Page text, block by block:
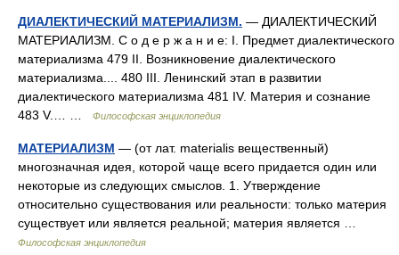
ДИАЛЕКТИЧЕСКИЙ МАТЕРИАЛИЗМ. — ДИАЛЕКТИЧЕСКИЙ
МАТЕРИАЛИЗМ. С о д е р ж а н и е: I. Предмет диалектического
материализма 479 II. Возникновение диалектического
материализма.... 480 III. Ленинский этап в развитии
диалектического материализма 481 IV. Материя и сознание
483 V.… …
Философская энциклопедия
МАТЕРИАЛИЗМ — (от лат. materialis вещественный)
многозначная идея, которой чаще всего придается один или
некоторые из следующих смыслов. 1. Утверждение
относительно существования или реальности: только материя
существует или является реальной; материя является …
Философская энциклопедия